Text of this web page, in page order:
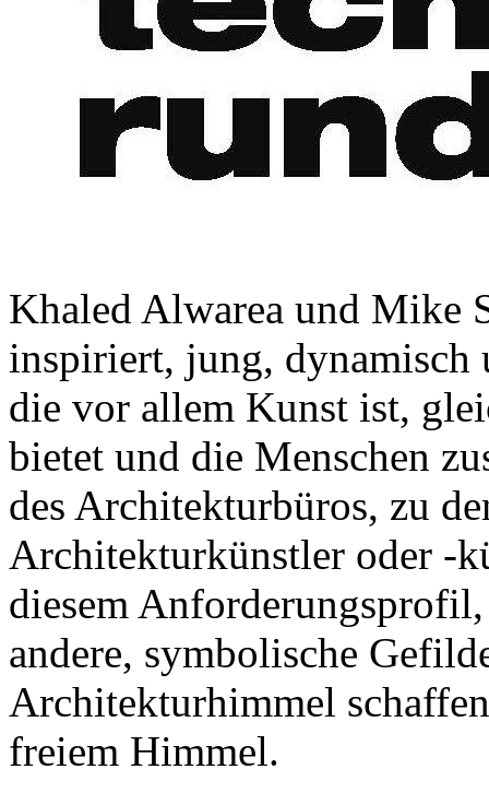
Khaled Alwarea und Mike
inspiriert, jung, dynamisch
die vor allem Kunst ist,
bietet und die Menschen
des Architekturbüros, zu
Architekturkünstler oder -
diesem
andere, symbolische
Architekturhimmel
freiem Himmel.